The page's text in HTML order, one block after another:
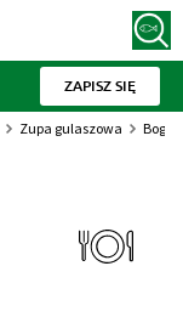
ZAPISZ SIĘ
Zupa gulaszowa